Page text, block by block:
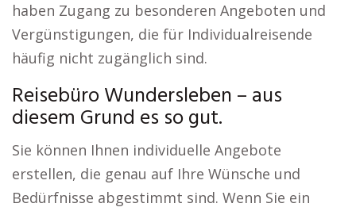
haben Zugang zu besonderen Angeboten und
Vergünstigungen, die für Individualreisende
häufig nicht zugänglich sind.
Reisebüro Wundersleben – aus
diesem Grund es so gut.
Sie können Ihnen individuelle Angebote
erstellen, die genau auf Ihre Wünsche und
Bedürfnisse abgestimmt sind. Wenn Sie ein